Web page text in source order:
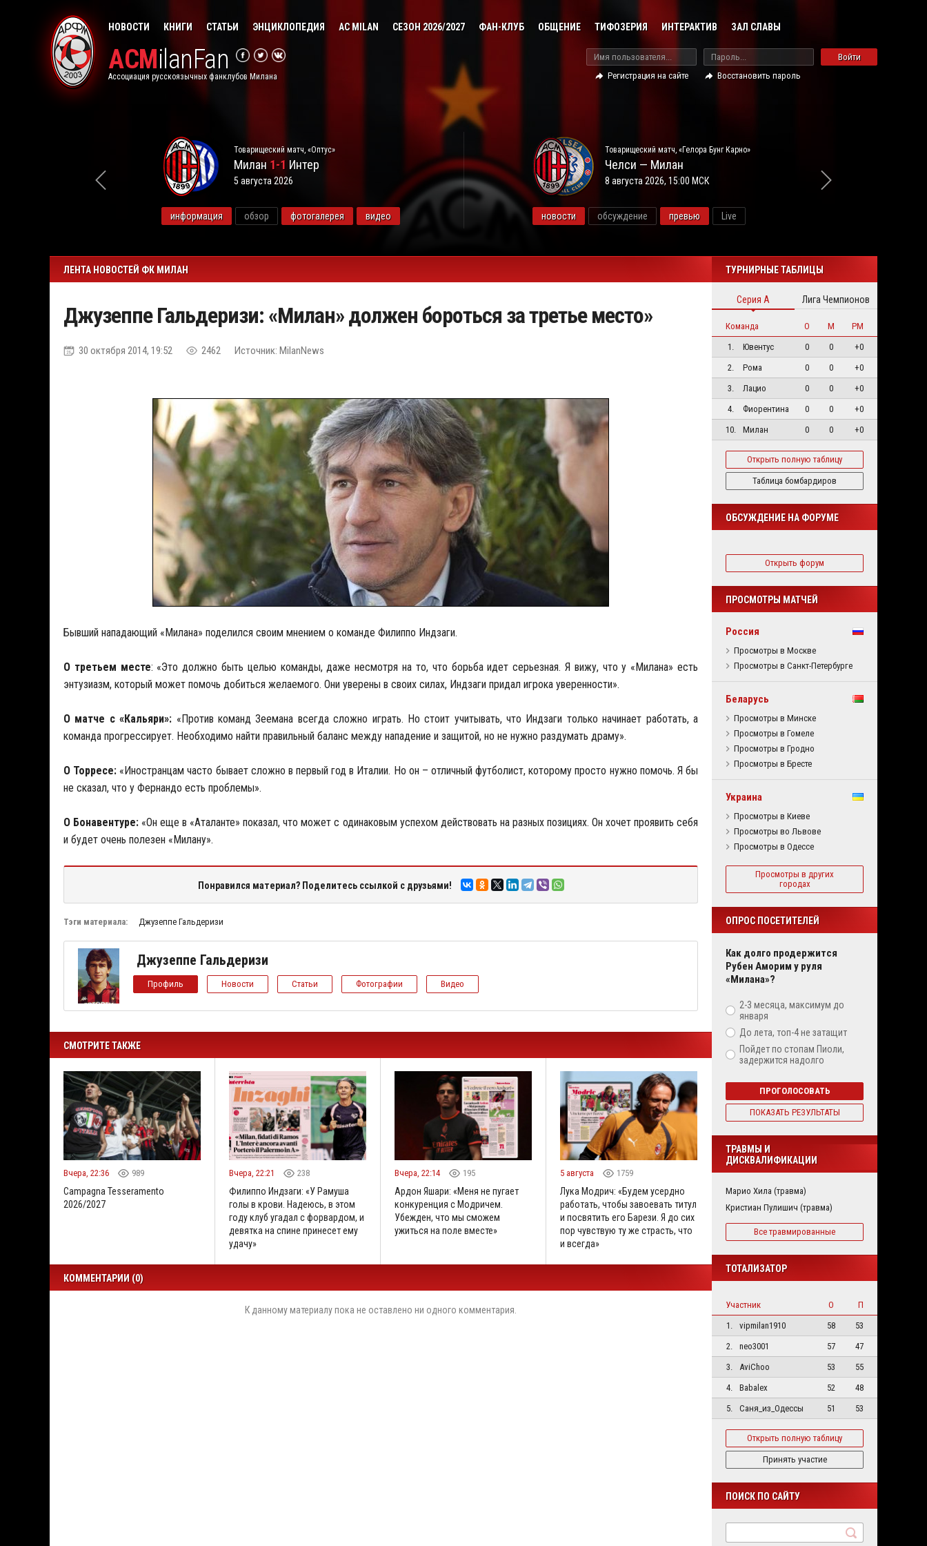
НОВОСТИ КНИГИ СТАТЬИ ЭНЦИКЛОПЕДИЯ AC MILAN СЕЗОН 2026/2027 ФАН-КЛУБ ОБЩЕНИЕ ТИФОЗЕРИЯ ИНТЕРАКТИВ ЗАЛ СЛАВЫ
ACMilanFan
Ассоциация русскоязычных фанклубов Милана
Войти
Регистрация на сайте
Восстановить пароль
Товарищеский матч, «Оптус»
Милан 1-1 Интер
5 августа 2026
информация обзор фотогалерея видео
Товарищеский матч, «Гелора Бунг Карно»
Челси — Милан
8 августа 2026, 15:00 МСК
новости обсуждение превью Live
ЛЕНТА НОВОСТЕЙ ФК МИЛАН
Джузеппе Гальдеризи: «Милан» должен бороться за третье место»
30 октября 2014, 19:52 2462 Источник: MilanNews
Бывший нападающий «Милана» поделился своим мнением о команде Филиппо Индзаги.
О третьем месте: «Это должно быть целью команды, даже несмотря на то, что борьба идет серьезная. Я вижу, что у «Милана» есть
энтузиазм, который может помочь добиться желаемого. Они уверены в своих силах, Индзаги придал игрока уверенности».
О матче с «Кальяри»: «Против команд Зеемана всегда сложно играть. Но стоит учитывать, что Индзаги только начинает работать, а
команда прогрессирует. Необходимо найти правильный баланс между нападение и защитой, но не нужно раздумать драму».
О Торресе: «Иностранцам часто бывает сложно в первый год в Италии. Но он – отличный футболист, которому просто нужно помочь. Я бы
не сказал, что у Фернандо есть проблемы».
О Бонавентуре: «Он еще в «Аталанте» показал, что может с одинаковым успехом действовать на разных позициях. Он хочет проявить себя
и будет очень полезен «Милану».
Понравился материал? Поделитесь ссылкой с друзьями!
Тэги материала: Джузеппе Гальдеризи
Джузеппе Гальдеризи
Профиль Новости Статьи Фотографии Видео
СМОТРИТЕ ТАКЖЕ
Вчера, 22:36 989
Campagna Tesseramento
2026/2027
Вчера, 22:21 238
Филиппо Индзаги: «У Рамуша
голы в крови. Надеюсь, в этом
году клуб угадал с форвардом, и
девятка на спине принесет ему
удачу»
Вчера, 22:14 195
Ардон Яшари: «Меня не пугает
конкуренция с Модричем.
Убежден, что мы сможем
ужиться на поле вместе»
5 августа 1759
Лука Модрич: «Будем усердно
работать, чтобы завоевать титул
и посвятить его Барези. Я до сих
пор чувствую ту же страсть, что
и всегда»
КОММЕНТАРИИ (0)
К данному материалу пока не оставлено ни одного комментария.
ТУРНИРНЫЕ ТАБЛИЦЫ
Серия А Лига Чемпионов
Команда О М
РМ
1.
Ювентус 0 0
+0
2.
Рома 0 0
+0
3.
Лацио 0 0
+0
4.
Фиорентина 0 0
+0
10.
Милан 0 0 +0
Открыть полную таблицу
Таблица бомбардиров
ОБСУЖДЕНИЕ НА ФОРУМЕ
Открыть форум
ПРОСМОТРЫ МАТЧЕЙ
Россия
Просмотры в Москве
Просмотры в Санкт-Петербурге
Беларусь
Просмотры в Минске
Просмотры в Гомеле
Просмотры в Гродно
Просмотры в Бресте
Украина
Просмотры в Киеве
Просмотры во Львове
Просмотры в Одессе
Просмотры в других
городах
ОПРОС ПОСЕТИТЕЛЕЙ
Как долго продержится
Рубен Аморим у руля
«Милана»?
2-3 месяца, максимум до
января
До лета, топ-4 не затащит
Пойдет по стопам Пиоли,
задержится надолго
ПРОГОЛОСОВАТЬ
ПОКАЗАТЬ РЕЗУЛЬТАТЫ
ТРАВМЫ И
ДИСКВАЛИФИКАЦИИ
Марио Хила (травма)
Кристиан Пулишич (травма)
Все травмированные
ТОТАЛИЗАТОР
Участник О
П
1.
vipmilan1910 58
53
2.
neo3001 57
47
3.
AviChoo 53
55
4.
Babalex 52
48
5.
Саня_из_Одессы 51 53
Открыть полную таблицу
Принять участие
ПОИСК ПО САЙТУ